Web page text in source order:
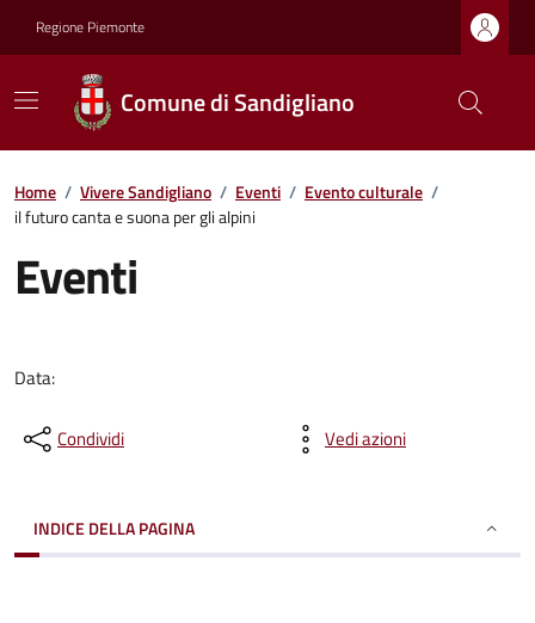
Regione Piemonte
Comune di Sandigliano
Home / Vivere Sandigliano / Eventi / Evento culturale /
il futuro canta e suona per gli alpini
Eventi
Data:
Condividi Vedi azioni
INDICE DELLA PAGINA